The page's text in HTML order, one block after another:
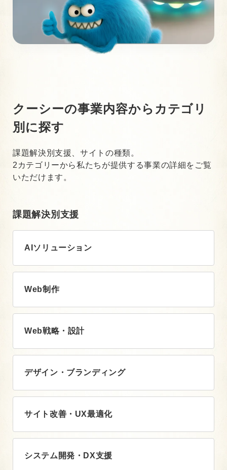
クーシーの事業内容から カテゴリ
別に探す
課題解決別支援、サイトの種類。
2カテゴリーから私たちが提供する事業の詳細をご覧
いただけます。
課題解決別支援
AIソリューション
Web制作
Web戦略・設計
デザイン・ブランディング
サイト改善・UX最適化
システム開発・DX支援